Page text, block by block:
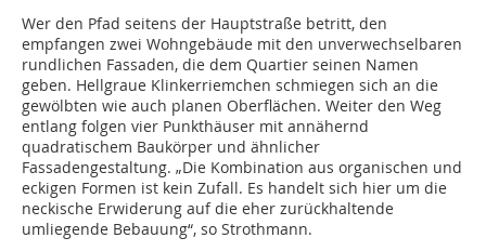
Wer den Pfad seitens der Hauptstraße betritt, den
empfangen zwei Wohngebäude mit den unverwechselbaren
rundlichen Fassaden, die dem Quartier seinen Namen
geben. Hellgraue Klinkerriemchen schmiegen sich an die
gewölbten wie auch planen Oberflächen. Weiter den Weg
entlang folgen vier Punkthäuser mit annähernd
quadratischem Baukörper und ähnlicher
Fassadengestaltung. „Die Kombination aus organischen und
eckigen Formen ist kein Zufall. Es handelt sich hier um die
neckische Erwiderung auf die eher zurückhaltende
umliegende Bebauung“, so Strothmann.